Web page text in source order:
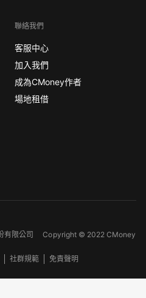
聯絡我們
客服中心
加入我們
成為CMoney作者
場地租借
份有限公司Copyright © 2022 CMoney
社群規範 免責聲明